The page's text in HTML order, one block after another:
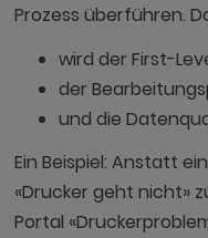
Prozess überführen.
wird der First-
der
und die
Ein Beispiel: Anstatt
«Drucker geht nicht»
Portal